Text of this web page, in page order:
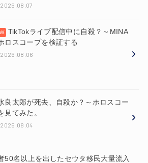
2026.08.07
TikTokライブ配信中に自殺？～MINA
ロスコープを検証する
2026.08.06
良太郎が死去、自殺か？～ホロスコー
見てみた。
2026.08.04
50名以上を出したセウタ移民大量流入